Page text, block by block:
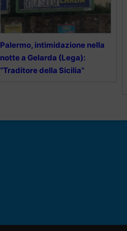
Palermo, intimidazione nella
notte a Gelarda (Lega):
“Traditore della Sicilia”